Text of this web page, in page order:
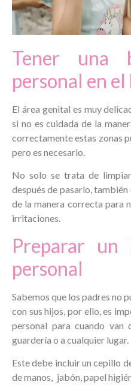
Tener una
personal en el
El área genital es muy
si no es cuidada de la
correctamente estas zonas
pero es necesario.
No solo se trata de
después de pasarlo,
de la manera correcta para
irritaciones.
Preparar
personal
Sabemos que los padres no
con sus hijos, por ello, es
personal para cuando van
guardería o a cualquier lugar.
Este debe incluir un cepillo
de manos, jabón, papel